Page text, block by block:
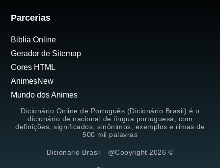
Parcerias
Biblia Online
Gerador de Sitemap
Cores HTML
AnimesNew
Mundo dos Animes
Dicionário Online de Português (Dicionário Brasil) é o
dicionário de nacional de língua portuguesa, com
definições, significados, sinônimos, exemplos e rimas de
500 mil palavras
Dicionário Brasil - @Copyright 2026 ©